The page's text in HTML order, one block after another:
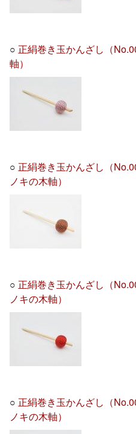
○ 正絹巻き玉かんざし（
軸）
○ 正絹巻き玉かんざし（
ノキの木軸）
○ 正絹巻き玉かんざし（
ノキの木軸）
○ 正絹巻き玉かんざし（
ノキの木軸）